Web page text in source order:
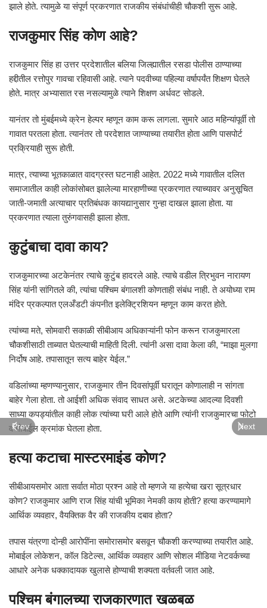
झाले होते. त्यामुळे या संपूर्ण प्रकरणात राजकीय संबंधांचीही चौकशी सुरू आहे.
राजकुमार सिंह कोण आहे?
राजकुमार सिंह हा उत्तर प्रदेशातील बलिया जिल्ह्यातील रसडा पोलीस ठाण्याच्या
हद्दीतील रत्तोपुर गावचा रहिवासी आहे. त्याने पदवीच्या पहिल्या वर्षापर्यंत शिक्षण घेतले
होते. मात्र अभ्यासात रस नसल्यामुळे त्याने शिक्षण अर्धवट सोडले.
यानंतर तो मुंबईमध्ये क्रेन हेल्पर म्हणून काम करू लागला. सुमारे आठ महिन्यांपूर्वी तो
गावात परतला होता. त्यानंतर तो परदेशात जाण्याच्या तयारीत होता आणि पासपोर्ट
प्रक्रियाही सुरू होती.
मात्र, त्याच्या भूतकाळात वादग्रस्त घटनाही आहेत. 2022 मध्ये गावातील दलित
समाजातील काही लोकांसोबत झालेल्या मारहाणीच्या प्रकरणात त्याच्यावर अनुसूचित
जाती-जमाती अत्याचार प्रतिबंधक कायद्यानुसार गुन्हा दाखल झाला होता. या
प्रकरणात त्याला तुरुंगवासही झाला होता.
कुटुंबाचा दावा काय?
राजकुमारच्या अटकेनंतर त्याचे कुटुंब हादरले आहे. त्याचे वडील त्रिभुवन नारायण
सिंह यांनी सांगितले की, त्यांचा पश्चिम बंगालशी कोणताही संबंध नाही. ते अयोध्या राम
मंदिर प्रकल्पात एलअँडटी कंपनीत इलेक्ट्रिशियन म्हणून काम करत होते.
त्यांच्या मते, सोमवारी सकाळी सीबीआय अधिकाऱ्यांनी फोन करून राजकुमारला
चौकशीसाठी ताब्यात घेतल्याची माहिती दिली. त्यांनी असा दावा केला की, “माझा मुलगा
निर्दोष आहे. तपासातून सत्य बाहेर येईल.”
वडिलांच्या म्हणण्यानुसार, राजकुमार तीन दिवसांपूर्वी घरातून कोणालाही न सांगता
बाहेर गेला होता. तो आईशी अधिक संवाद साधत असे. अटकेच्या आदल्या दिवशी
साध्या कपड्यांतील काही लोक त्यांच्या घरी आले होते आणि त्यांनी राजकुमारचा फोटो
व मोबाईल क्रमांक घेतला होता.
हत्या कटाचा मास्टरमाइंड कोण?
सीबीआयसमोर आता सर्वात मोठा प्रश्न आहे तो म्हणजे या हत्येचा खरा सूत्रधार
कोण? राजकुमार आणि राज सिंह यांची भूमिका नेमकी काय होती? हत्या करण्यामागे
आर्थिक व्यवहार, वैयक्तिक वैर की राजकीय दबाव होता?
तपास यंत्रणा दोन्ही आरोपींना समोरासमोर बसवून चौकशी करण्याच्या तयारीत आहे.
मोबाईल लोकेशन, कॉल डिटेल्स, आर्थिक व्यवहार आणि सोशल मीडिया नेटवर्कच्या
आधारे अनेक धक्कादायक खुलासे होण्याची शक्यता वर्तवली जात आहे.
पश्चिम बंगालच्या राजकारणात खळबळ
Prev Next